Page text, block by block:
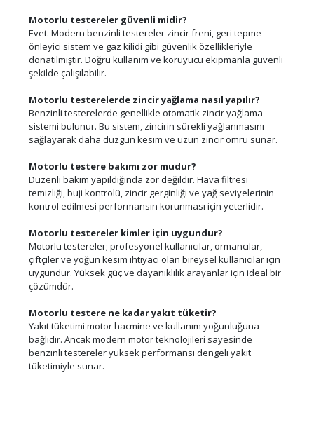
Motorlu testereler güvenli midir?
Evet. Modern benzinli testereler zincir freni, geri tepme
önleyici sistem ve gaz kilidi gibi güvenlik özellikleriyle
donatılmıştır. Doğru kullanım ve koruyucu ekipmanla güvenli
şekilde çalışılabilir.
Motorlu testerelerde zincir yağlama nasıl yapılır?
Benzinli testerelerde genellikle otomatik zincir yağlama
sistemi bulunur. Bu sistem, zincirin sürekli yağlanmasını
sağlayarak daha düzgün kesim ve uzun zincir ömrü sunar.
Motorlu testere bakımı zor mudur?
Düzenli bakım yapıldığında zor değildir. Hava filtresi
temizliği, buji kontrolü, zincir gerginliği ve yağ seviyelerinin
kontrol edilmesi performansın korunması için yeterlidir.
Motorlu testereler kimler için uygundur?
Motorlu testereler; profesyonel kullanıcılar, ormancılar,
çiftçiler ve yoğun kesim ihtiyacı olan bireysel kullanıcılar için
uygundur. Yüksek güç ve dayanıklılık arayanlar için ideal bir
çözümdür.
Motorlu testere ne kadar yakıt tüketir?
Yakıt tüketimi motor hacmine ve kullanım yoğunluğuna
bağlıdır. Ancak modern motor teknolojileri sayesinde
benzinli testereler yüksek performansı dengeli yakıt
tüketimiyle sunar.